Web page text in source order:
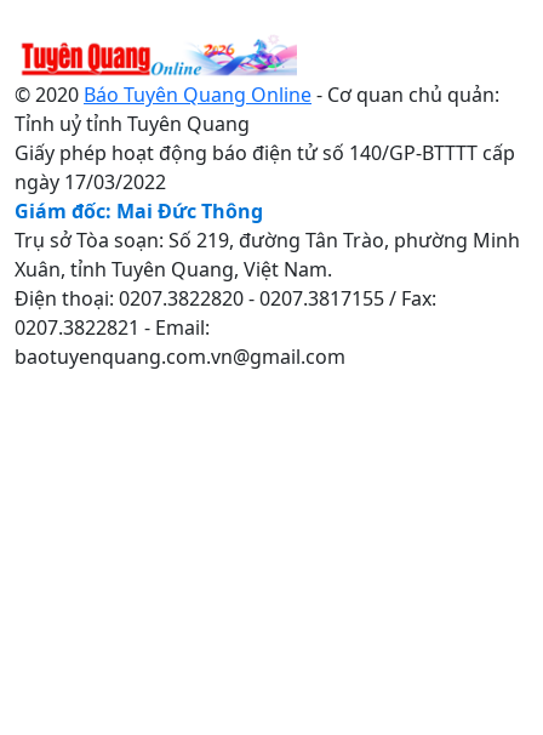
© 2020 Báo Tuyên Quang Online- Cơ quan chủ quản:
Tỉnh uỷ tỉnh Tuyên Quang
Giấy phép hoạt động báo điện tử số 140/GP-BTTTT cấp
ngày 17/03/2022
Giám đốc: Mai Đức Thông
Trụ sở Tòa soạn: Số 219, đường Tân Trào, phường Minh
Xuân, tỉnh Tuyên Quang, Việt Nam.
Điện thoại: 0207.3822820 - 0207.3817155 / Fax:
0207.3822821 - Email:
baotuyenquang.com.vn@gmail.com